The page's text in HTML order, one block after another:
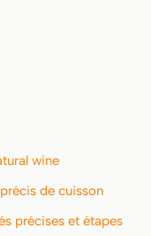
wine
de cuisson
précises et étapes